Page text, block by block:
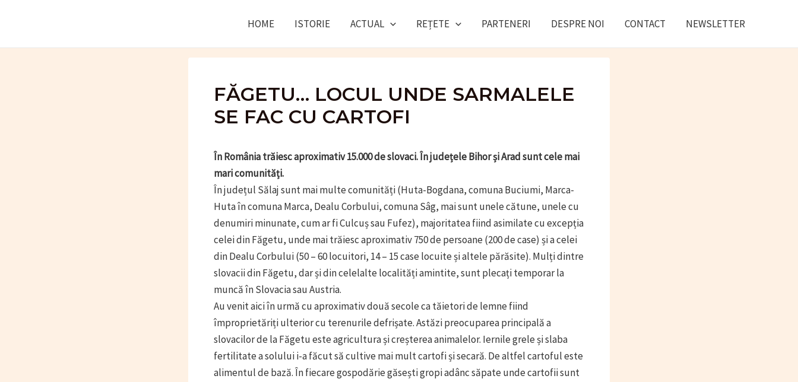
HOME ISTORIE ACTUAL REȚETE PARTENERI DESPRE NOI CONTACT NEWSLETTER
FĂGETU… LOCUL UNDE SARMALELE
SE FAC CU CARTOFI
În România trăiesc aproximativ 15.000 de slovaci. În județele Bihor și Arad sunt cele mai
mari comunități.
În județul Sălaj sunt mai multe comunități (Huta-Bogdana, comuna Buciumi, Marca-
Huta în comuna Marca, Dealu Corbului, comuna Sâg, mai sunt unele cătune, unele cu
denumiri minunate, cum ar fi Culcuș sau Fufez), majoritatea fiind asimilate cu excepția
celei din Făgetu, unde mai trăiesc aproximativ 750 de persoane (200 de case) și a celei
din Dealu Corbului (50 – 60 locuitori, 14 – 15 case locuite și altele părăsite). Mulți dintre
slovacii din Făgetu, dar și din celelalte localități amintite, sunt plecați temporar la
muncă în Slovacia sau Austria.
Au venit aici în urmă cu aproximativ două secole ca tăietori de lemne fiind
împroprietăriți ulterior cu terenurile defrișate. Astăzi preocuparea principală a
slovacilor de la Făgetu este agricultura și creșterea animalelor. Iernile grele și slaba
fertilitate a solului i-a făcut să cultive mai mult cartofi și secară. De altfel cartoful este
alimentul de bază. În fiecare gospodărie găsești gropi adânc săpate unde cartofii sunt